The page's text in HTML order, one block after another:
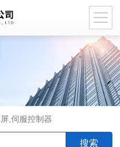
,伺服控制器